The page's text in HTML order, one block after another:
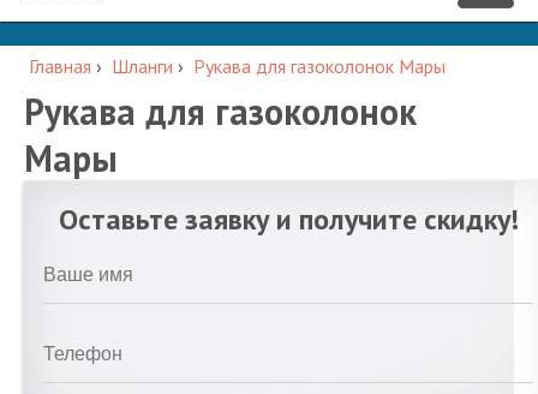
Главная › Шланги › Рукава для газоколонок Мары
Рукава для газоколонок
Мары
Оставьте заявку и получите скидку!